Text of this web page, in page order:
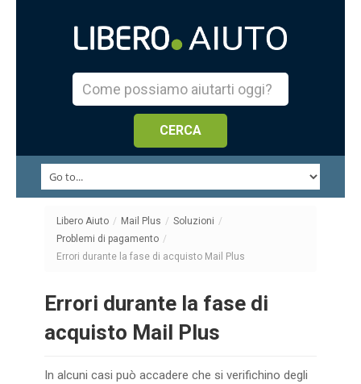
Libero Aiuto / Mail Plus / Soluzioni /
Problemi di pagamento /
Errori durante la fase di acquisto Mail Plus
Errori durante la fase di
acquisto Mail Plus
In alcuni casi può accadere che si verifichino degli